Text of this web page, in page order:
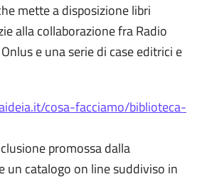
mette a disposizione libri
alla collaborazione fra Radio
e una serie di case editrici e
cosa-facciamo/biblioteca-
promossa dalla
un catalogo on line suddiviso in